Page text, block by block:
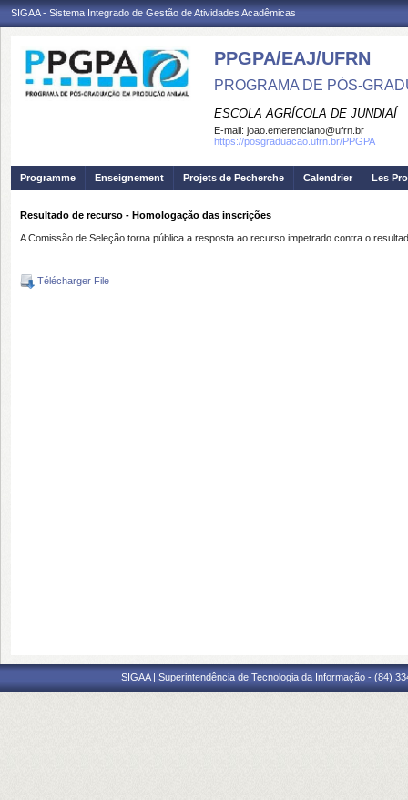
SIGAA - Sistema Integrado de Gestão de Atividades Acadêmicas
PPGPA/EAJ/UFRN
PROGRAMA DE PÓS-
ESCOLA AGRÍCOLA DE JUNDIAÍ
E-mail: joao.emerenciano@ufrn.br
https://posgraduacao.ufrn.br/PPGPA
Programme Enseignement Projets de Pecherche Calendrier Les
Resultado de recurso - Homologação das inscrições
A Comissão de Seleção torna pública a resposta ao recurso impetrado contra o
Télécharger File
SIGAA | Superintendência de Tecnologia da Informação - (84)